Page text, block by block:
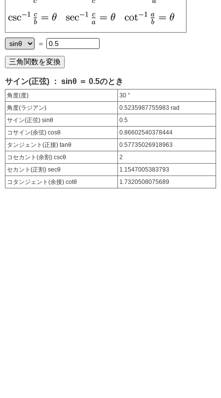
＝
サイン(正弦) ： sinθ ＝ 0.5のとき
角度(度)
30 °
角度(ラジアン)
0.5235987755983 rad
サイン(正弦) sinθ
0.5
コサイン(余弦) cosθ
0.86602540378444
タンジェント(正接) tanθ
0.57735026918963
コセカント(余割) cscθ
2
セカント(正割) secθ
1.1547005383793
コタンジェント(余接) cotθ
1.7320508075689